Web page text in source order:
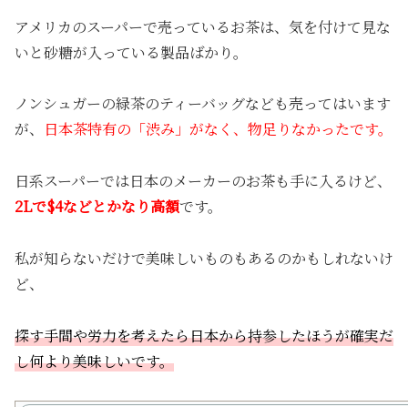
アメリカのスーパーで売っているお茶は、気を付けて見な
いと砂糖が入っている製品ばかり。
ノンシュガーの緑茶のティーバッグなども売ってはいます
が、
日本茶特有の「渋み」がなく、物足りなかったです。
日系スーパーでは日本のメーカーのお茶も手に入るけど、
2Lで$4などとかなり高額です。
私が知らないだけで美味しいものもあるのかもしれないけ
ど、
探す手間や労力を考えたら日本から持参したほうが確実だ
し何より美味しいです。